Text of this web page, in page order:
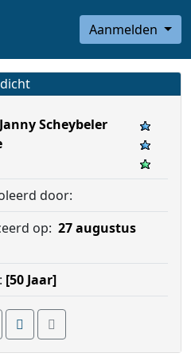
Aanmelden
Janny Scheybeler
door:
op: 27 augustus
[50 Jaar]